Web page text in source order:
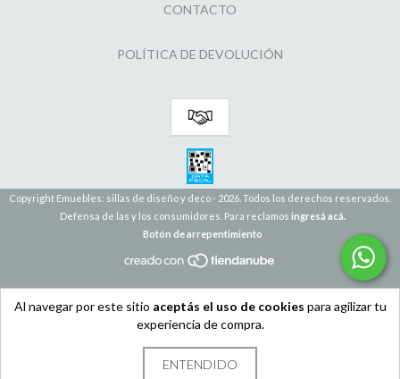
Al navegar por este sitio aceptás el uso de cookies para agilizar tu
experiencia de compra.
ENTENDIDO
CONTACTO
POLÍTICA DE DEVOLUCIÓN
Copyright Emuebles: sillas de diseño y deco - 2026. Todos los derechos reservados.
Defensa de las y los consumidores. Para reclamos ingresá acá.
Botón de arrepentimiento